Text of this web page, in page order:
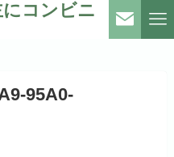
コンビニ
95A0-